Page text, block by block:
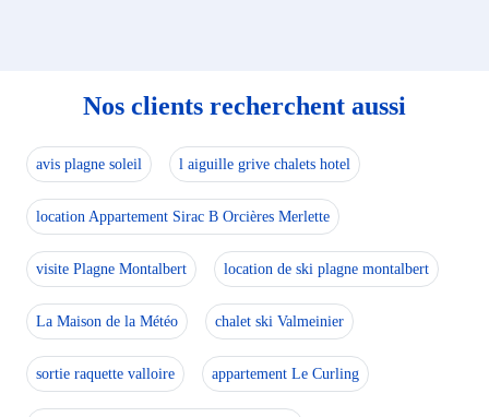
Nos clients recherchent aussi
avis plagne soleil l aiguille grive chalets hotel
location Appartement Sirac B Orcières Merlette
visite Plagne Montalbert location de ski plagne montalbert
La Maison de la Météo chalet ski Valmeinier
sortie raquette valloire appartement Le Curling